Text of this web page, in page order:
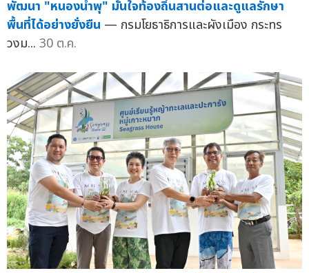
พัฒนา "หนองน้ำพุ" มั่นใจท้องถิ่นสานต่อและดูแลรักษา
พื้นที่ได้อย่างยั่งยืน — กรมโยธาธิการและผังเมือง กระทร
วงม... 30 ต.ค.